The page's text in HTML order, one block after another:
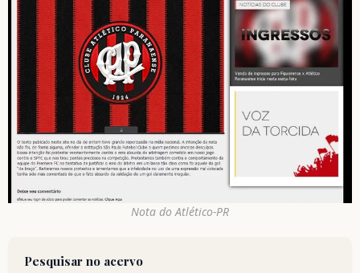
Nota do Atlético-PR
Pesquisar no acervo